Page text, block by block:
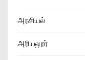
அரசியல்
அரியலூர்